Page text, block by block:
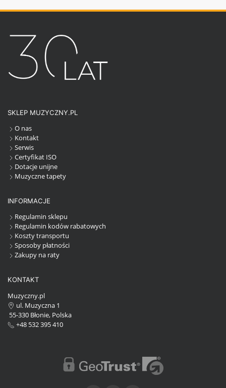
SKLEP MUZYCZNY.PL
O nas
Kontakt
Serwis
Certyfikat ISO
Dotacje unijne
Muzyczne tapety
INFORMACJE
Regulamin sklepu
Regulamin kodów rabatowych
Koszty transportu
Sposoby płatności
Zakupy na raty
KONTAKT
Muzyczny.pl
ul. Muzyczna 1
55-330 Błonie, Polska
+48 532 395 410